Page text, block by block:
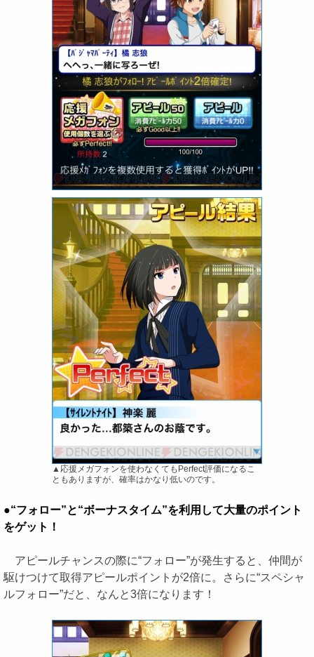
▲応援メガフォンを使わなくてもPerfect評価になるこ
ともありますが、確率はかなり低いのです。
●“フォロー”と“ボーナスタイム”を利用して大量のポイント
をゲット！
アピールチャンスの際に“フォロー”が発生すると、仲間が
駆けつけて取得アピールポイントが2倍に。さらに“スペシャ
ルフォロー”だと、なんと3倍になります！